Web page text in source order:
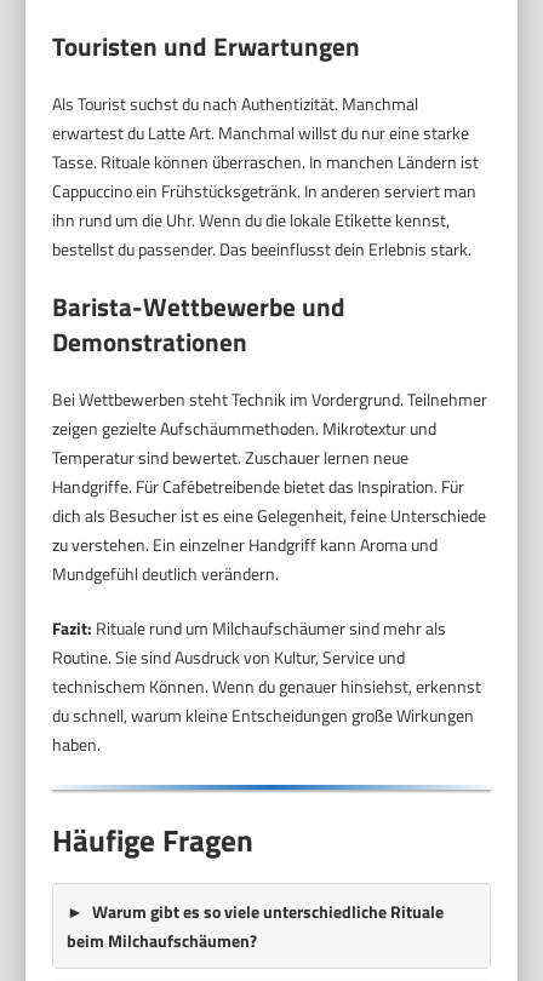
Touristen und Erwartungen
Als Tourist suchst du nach Authentizität. Manchmal
erwartest du Latte Art. Manchmal willst du nur eine starke
Tasse. Rituale können überraschen. In manchen Ländern ist
Cappuccino ein Frühstücksgetränk. In anderen serviert man
ihn rund um die Uhr. Wenn du die lokale Etikette kennst,
bestellst du passender. Das beeinflusst dein Erlebnis stark.
Barista-Wettbewerbe und
Demonstrationen
Bei Wettbewerben steht Technik im Vordergrund. Teilnehmer
zeigen gezielte Aufschäummethoden. Mikrotextur und
Temperatur sind bewertet. Zuschauer lernen neue
Handgriffe. Für Cafébetreibende bietet das Inspiration. Für
dich als Besucher ist es eine Gelegenheit, feine Unterschiede
zu verstehen. Ein einzelner Handgriff kann Aroma und
Mundgefühl deutlich verändern.
Fazit: Rituale rund um Milchaufschäumer sind mehr als
Routine. Sie sind Ausdruck von Kultur, Service und
technischem Können. Wenn du genauer hinsiehst, erkennst
du schnell, warum kleine Entscheidungen große Wirkungen
haben.
Häufige Fragen
Warum gibt es so viele unterschiedliche Rituale
beim Milchaufschäumen?